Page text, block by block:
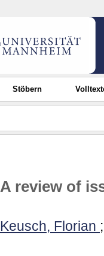
Stöbern
A review of
Keusch, Florian ;